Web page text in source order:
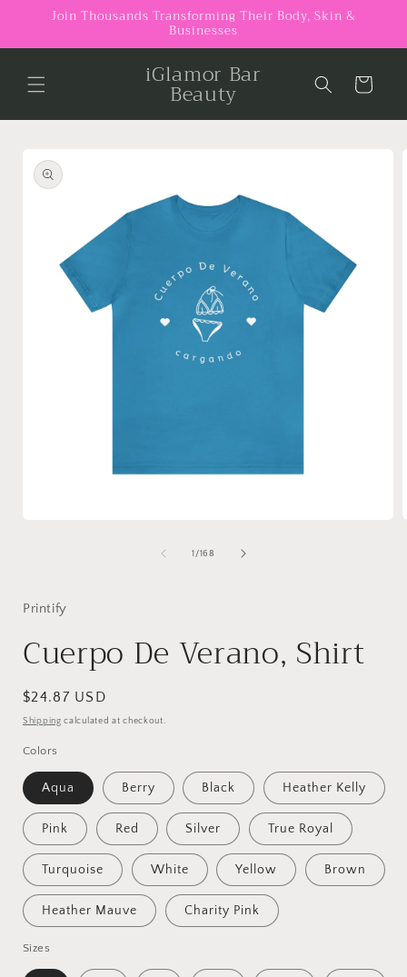
Skip to
Join Thousands Transforming Their Body, Skin &
Businesses
iGlamor Bar
Beauty Cart
product
information
1 / of
168
Printify
Cuerpo De Verano, Shirt
Regular
price
$24.87 USD
Shipping calculated at checkout.
Colors
Aqua Berry Black Heather Kelly
Pink Red Silver True Royal
Turquoise White Yellow Brown
Heather Mauve Charity Pink
Sizes